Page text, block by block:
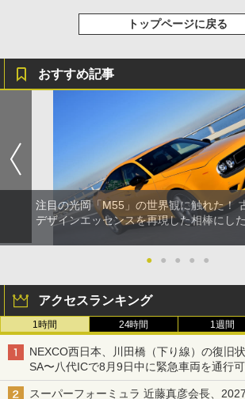
トップページに戻る
おすすめ記事
注目の光岡「M55」の世界観に触れた！
デザインエッセンスを再現した相棒にし
● ● ● ● ●
アクセスランキング
1時間 24時間 1週間
NEXCO西日本、川田橋（下り線）の復旧
SA〜八代ICで8月9日中に緊急車両を通行
スーパーフォーミュラ 近藤真彦会長、